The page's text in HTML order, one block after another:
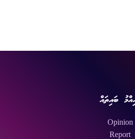
ބައިތައް
Opinion
Report